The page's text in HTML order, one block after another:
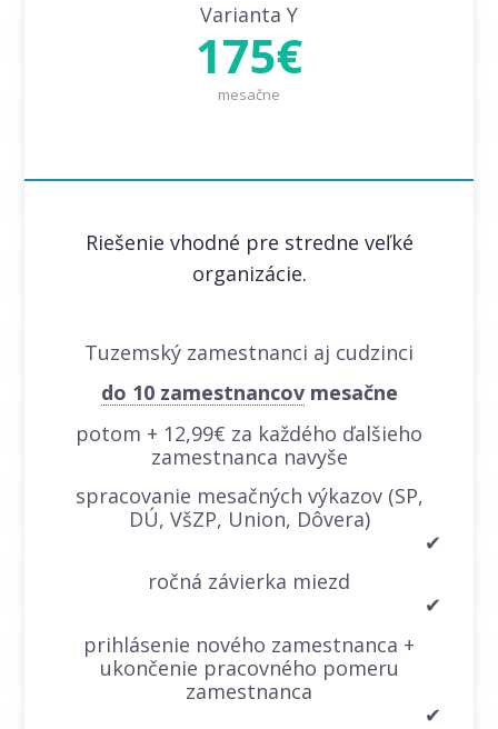
Varianta Y
175€
mesačne
Riešenie vhodné pre stredne veľké
organizácie.
Tuzemský zamestnanci aj cudzinci
do 10 zamestnancovmesačne
potom + 12,99€ za každého ďalšieho
zamestnanca navyše
spracovanie mesačných výkazov (SP,
DÚ, VšZP, Union, Dôvera)
✔
ročná závierka miezd
✔
prihlásenie nového zamestnanca +
ukončenie pracovného pomeru
zamestnanca
✔